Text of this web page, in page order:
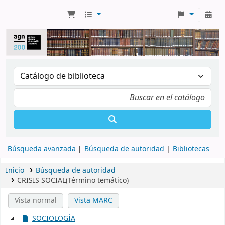
Búsqueda avanzada Búsqueda de autoridad Bibliotecas
Inicio
Búsqueda de autoridad
CRISIS SOCIAL(Término temático)
Vista normal
Vista MARC
SOCIOLOGÍA